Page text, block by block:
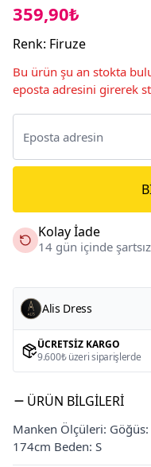
359,90₺
Renk: Firuze
Bu ürün şu an stokta
eposta adresini girerek
Kolay İade
14 gün içinde
Alis Dress
ÜCRETSIZ KARGO
9.600₺ üzeri siparişlerde
ÜRÜN BILGILERI
Manken Ölçüleri:
174cm Beden: S